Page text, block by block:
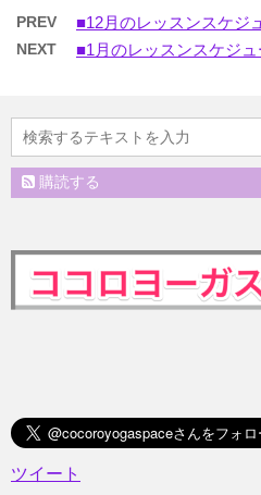
PREV ■12月のレッスンスケジ
NEXT ■1月のレッスンスケジュ
購読する
ツイート